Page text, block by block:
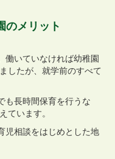
のメリット
したが、就学前のすべて
ています。